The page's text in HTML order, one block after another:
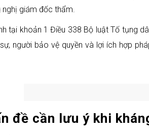
nghị giám đốc thẩm.
tại khoản 1 Điều 338 Bộ luật Tố tụng
người bảo vệ quyền và lợi ích hợp
đề cần lưu ý khi